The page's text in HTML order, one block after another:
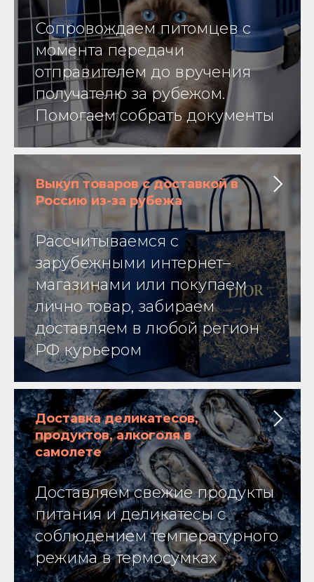
Сопровождаем питомцев с
момента передачи
отправителем до вручения
получателю за рубежом.
Помогаем собрать документы
Выкуп товаров с доставкой в
Россию из-за рубежа
Рассчитываемся с
зарубежными интернет–
магазинами или покупаем
лично товар, забираем
доставляем в любой регион
РФ курьером
Доставка деликатесов,
продуктов, алкоголя в
самолете
Доставляем свежие продукты
питания и деликатесы с
соблюдением температурного
режима в термосумках